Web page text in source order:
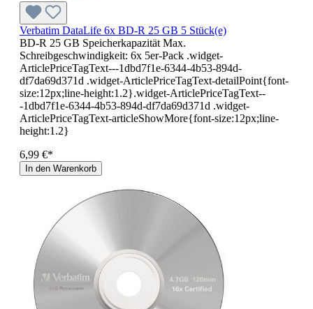
Verbatim DataLife 6x BD-R 25 GB 5 Stück(e)
BD-R 25 GB Speicherkapazität Max.
Schreibgeschwindigkeit: 6x 5er-Pack .widget-
ArticlePriceTagText---1dbd7f1e-6344-4b53-894d-
df7da69d371d .widget-ArticlePriceTagText-detailPoint{font-
size:12px;line-height:1.2}.widget-ArticlePriceTagText--
-1dbd7f1e-6344-4b53-894d-df7da69d371d .widget-
ArticlePriceTagText-articleShowMore{font-size:12px;line-
height:1.2}
6,99 €*
In den Warenkorb